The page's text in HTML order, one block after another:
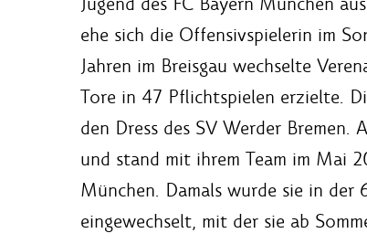
ehe sich die Offensivspielerin im
Jahren im Breisgau wechselte
Tore in 47 Pflichtspielen erzielte.
den Dress des SV Werder
und stand mit ihrem Team im Mai
München. Damals wurde sie in der
eingewechselt, mit der sie ab